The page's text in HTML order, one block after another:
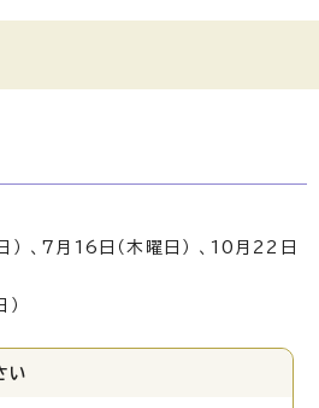
、7月16日（木曜日） 、10月22日
い